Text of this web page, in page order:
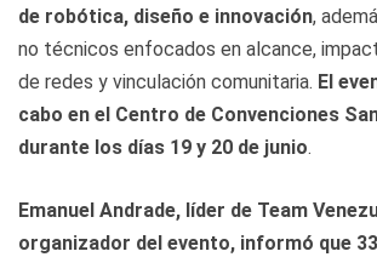
de robótica, diseño e innovación,
no técnicos enfocados en alcance,
de redes y vinculación comunitaria. El
cabo en el Centro de Convenciones
durante los días 19 y 20 de junio.
Emanuel Andrade, líder de Team
organizador del evento, informó que